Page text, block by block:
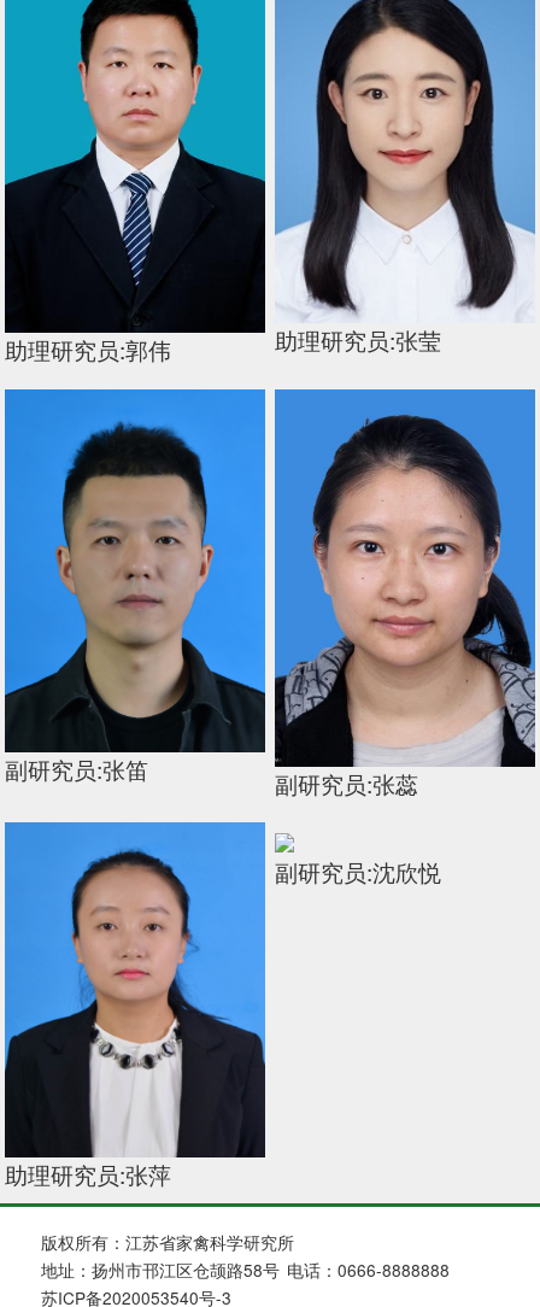
助理研究员:郭伟 助理研究员:张莹
副研究员:张笛 副研究员:张蕊
助理研究员:张萍
副研究员:沈欣悦
版权所有：江苏省家禽科学研究所
地址：扬州市邗江区仓颉路58号 电话：0666-8888888
苏ICP备2020053540号-3